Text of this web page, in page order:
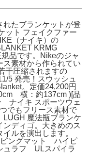
たブランケットが登
ット フェイクファー
（ナイキ）の
KRMG
品です。Nikeのジャ
素材から作られてい
干圧縮されますの
5 発売！スウッシュ
。定価24,200円
横：約137cm )[品
ナイキ スポーツウェ
でもフリース素材で
LUGH 魔法瓶ブランケ
ディゴ。大きめのス
ルを演出します。
ピングマット ハイピ
ラフ ULスパイラ